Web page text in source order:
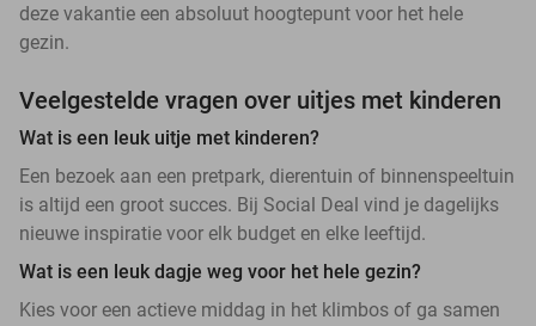
deze vakantie een absoluut hoogtepunt voor het hele
gezin.
Veelgestelde vragen over uitjes met kinderen
Wat is een leuk uitje met kinderen?
Een bezoek aan een pretpark, dierentuin of binnenspeeltuin
is altijd een groot succes. Bij Social Deal vind je dagelijks
nieuwe inspiratie voor elk budget en elke leeftijd.
Wat is een leuk dagje weg voor het hele gezin?
Kies voor een actieve middag in het klimbos of ga samen